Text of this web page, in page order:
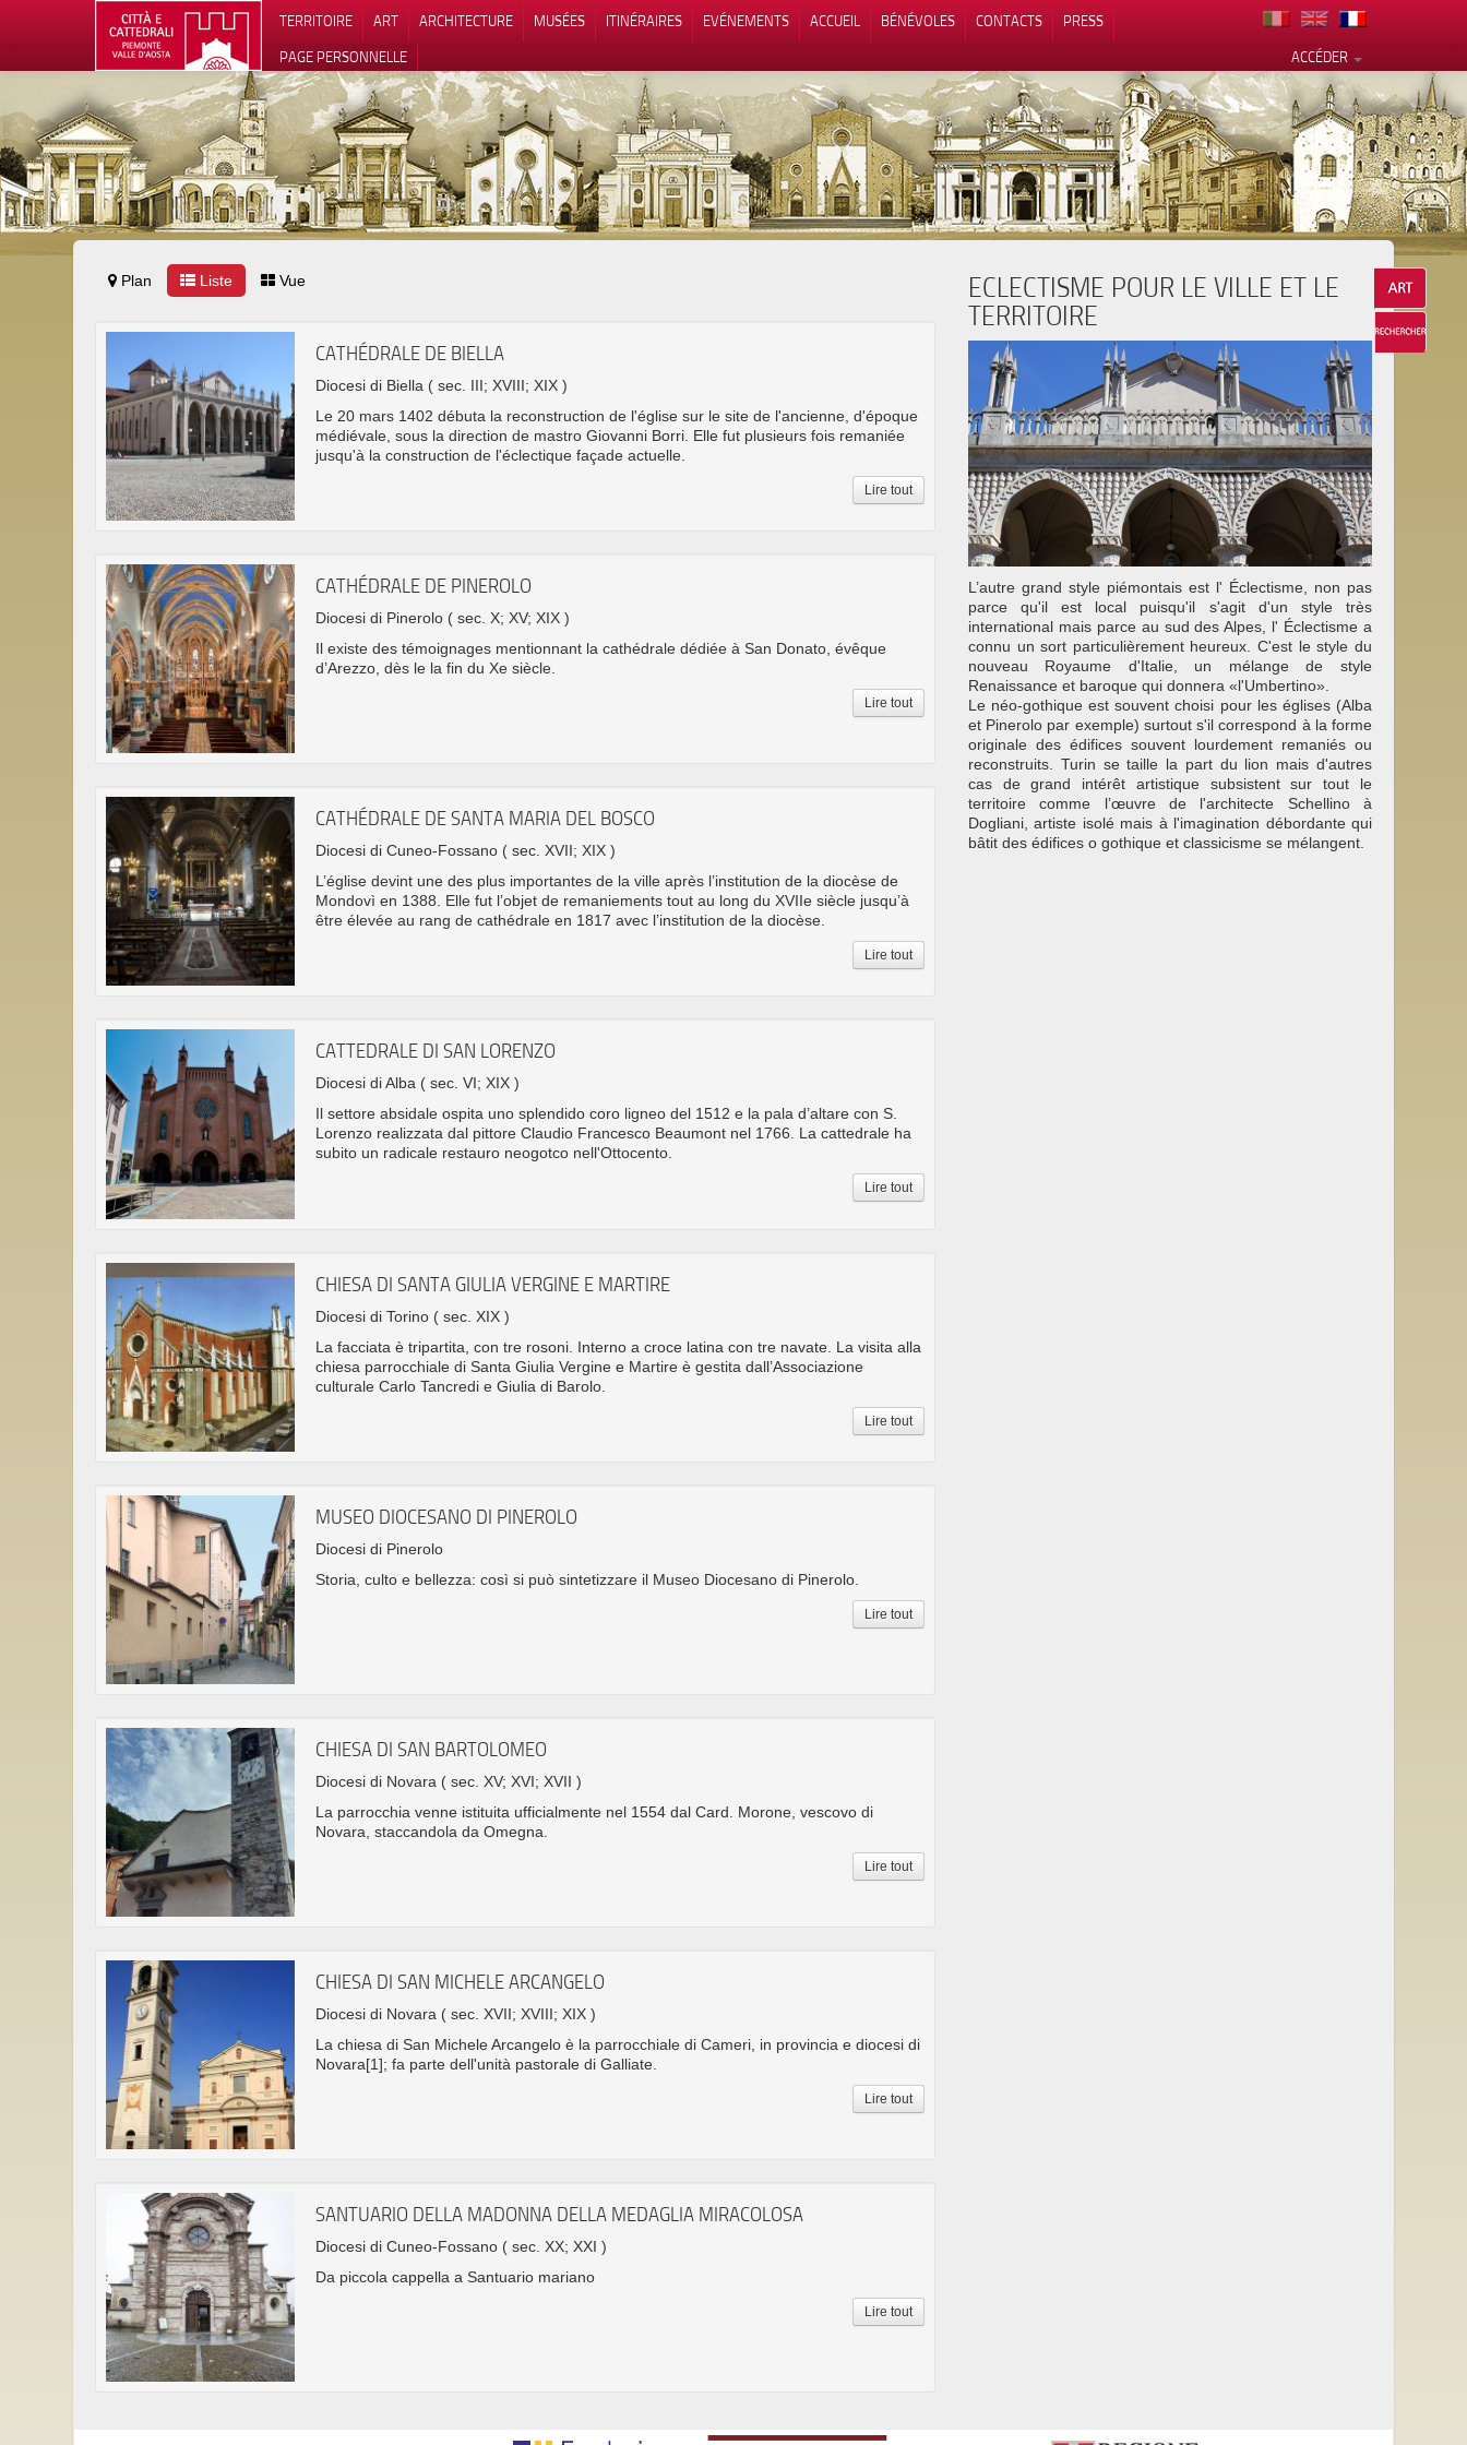
TERRITOIRE ART ARCHITECTURE MUSÉES ITINÉRAIRES EVÉNEMENTS ACCUEIL BÉNÉVOLES CONTACTS
PRESS
ACCÉDER
PAGE PERSONNELLE
Plan Liste Vue
CATHÉDRALE DE BIELLA
Diocesi di Biella ( sec. III; XVIII; XIX )
Le 20 mars 1402 débuta la reconstruction de l'église sur le site de l'ancienne, d'époque
médiévale, sous la direction de mastro Giovanni Borri. Elle fut plusieurs fois remaniée
jusqu'à la construction de l'éclectique façade actuelle.
Lire tout
CATHÉDRALE DE PINEROLO
Diocesi di Pinerolo ( sec. X; XV; XIX )
Il existe des témoignages mentionnant la cathédrale dédiée à San Donato, évêque
d’Arezzo, dès le la fin du Xe siècle.
Lire tout
CATHÉDRALE DE SANTA MARIA DEL BOSCO
Diocesi di Cuneo-Fossano ( sec. XVII; XIX )
L’église devint une des plus importantes de la ville après l’institution de la diocèse de
Mondovì en 1388. Elle fut l’objet de remaniements tout au long du XVIIe siècle jusqu’à
être élevée au rang de cathédrale en 1817 avec l’institution de la diocèse.
Lire tout
CATTEDRALE DI SAN LORENZO
Diocesi di Alba ( sec. VI; XIX )
Il settore absidale ospita uno splendido coro ligneo del 1512 e la pala d’altare con S.
Lorenzo realizzata dal pittore Claudio Francesco Beaumont nel 1766. La cattedrale ha
subito un radicale restauro neogotco nell'Ottocento.
Lire tout
CHIESA DI SANTA GIULIA VERGINE E MARTIRE
Diocesi di Torino ( sec. XIX )
La facciata è tripartita, con tre rosoni. Interno a croce latina con tre navate. La visita alla
chiesa parrocchiale di Santa Giulia Vergine e Martire è gestita dall’Associazione
culturale Carlo Tancredi e Giulia di Barolo.
Lire tout
MUSEO DIOCESANO DI PINEROLO
Diocesi di Pinerolo
Storia, culto e bellezza: così si può sintetizzare il Museo Diocesano di Pinerolo.
Lire tout
CHIESA DI SAN BARTOLOMEO
Diocesi di Novara ( sec. XV; XVI; XVII )
La parrocchia venne istituita ufficialmente nel 1554 dal Card. Morone, vescovo di
Novara, staccandola da Omegna.
Lire tout
CHIESA DI SAN MICHELE ARCANGELO
Diocesi di Novara ( sec. XVII; XVIII; XIX )
La chiesa di San Michele Arcangelo è la parrocchiale di Cameri, in provincia e diocesi di
Novara[1]; fa parte dell'unità pastorale di Galliate.
Lire tout
SANTUARIO DELLA MADONNA DELLA MEDAGLIA MIRACOLOSA
Diocesi di Cuneo-Fossano ( sec. XX; XXI )
Da piccola cappella a Santuario mariano
Lire tout
ECLECTISME POUR LE VILLE ET LE
TERRITOIRE
L’autre grand style piémontais est l' Éclectisme, non pas
parce qu'il est local puisqu'il s'agit d'un style très
international mais parce au sud des Alpes, l' Éclectisme a
connu un sort particulièrement heureux. C'est le style du
nouveau Royaume d'Italie, un mélange de style
Renaissance et baroque qui donnera «l'Umbertino».
Le néo-gothique est souvent choisi pour les églises (Alba
et Pinerolo par exemple) surtout s'il correspond à la forme
originale des édifices souvent lourdement remaniés ou
reconstruits. Turin se taille la part du lion mais d'autres
cas de grand intérêt artistique subsistent sur tout le
territoire comme l’œuvre de l'architecte Schellino à
Dogliani, artiste isolé mais à l'imagination débordante qui
bâtit des édifices o gothique et classicisme se mélangent.
Vos choix en matière de confidentialité